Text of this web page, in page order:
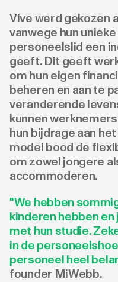
Vive werd gekozen
vanwege hun
personeelslid een
geeft. Dit geeft
om hun eigen
beheren en aan te
veranderende
kunnen
hun bijdrage aan
model bood de
om zowel jongere
accommoderen.
"We hebben
kinderen hebben
met hun studie.
in de
personeel heel
founder MiWebb.